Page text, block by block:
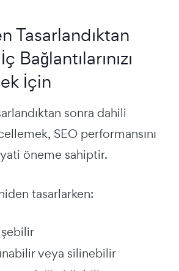
Tasarlandıktan
Bağlantılarınızı
İçin
sonra dahili
SEO performansını
öneme sahiptir.
tasarlarken:
veya silinebilir